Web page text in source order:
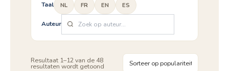
Taal NL FR EN ES
Auteur
Resultaat 1–12 van de 48
resultaten wordt getoond Gesorteerd